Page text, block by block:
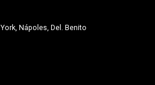
Nápoles, Del. Benito